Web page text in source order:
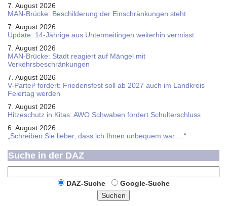
7. August 2026
MAN-Brücke: Beschilderung der Einschränkungen steht
7. August 2026
Update: 14-Jährige aus Untermeitingen weiterhin vermisst
7. August 2026
MAN-Brücke: Stadt reagiert auf Mängel mit
Verkehrsbeschränkungen
7. August 2026
V-Partei­³ fordert: Friedens­fest soll ab 2027 auch im Land­kreis
Feier­tag werden
7. August 2026
Hitzeschutz in Kitas: AWO Schwaben fordert Schulterschluss
6. August 2026
„Schreiben Sie lieber, dass ich Ihnen unbequem war …“
Suche in der DAZ
DAZ-Suche
Google-Suche
Suchen